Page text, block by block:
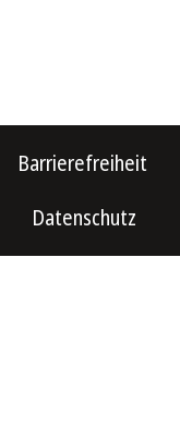
Barrierefreiheit
Datenschutz